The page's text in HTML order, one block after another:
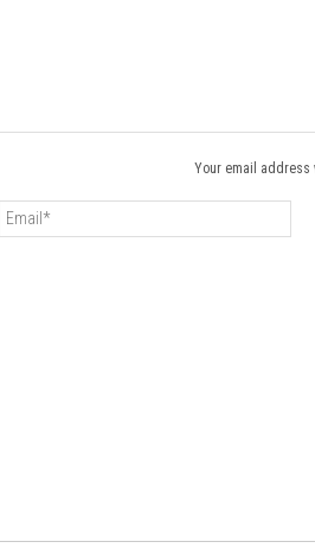
Your email address